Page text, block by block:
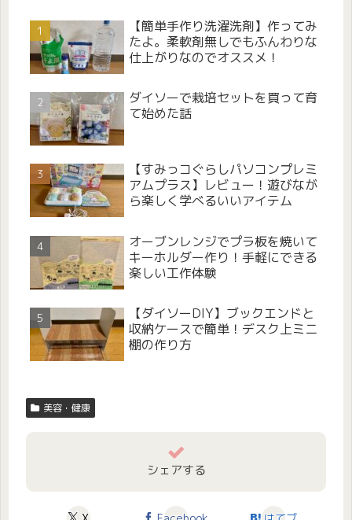
【簡単手作り洗濯洗剤】作ってみ
たよ。柔軟剤無しでもふんわりな
仕上がりなのでオススメ！
ダイソーで栽培セットを買って育
て始めた話
【すみっコぐらしパソコンプレミ
アムプラス】レビュー！遊びなが
ら楽しく学べるいいアイテム
オーブンレンジでプラ板を焼いて
キーホルダー作り！手軽にできる
楽しい工作体験
【ダイソーDIY】ブックエンドと
収納ケースで簡単！デスク上ミニ
棚の作り方
美容・健康
シェアする